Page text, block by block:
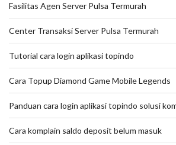
Fasilitas Agen Server Pulsa Termurah
Center Transaksi Server Pulsa Termurah
Tutorial cara login aplikasi topindo
Cara Topup Diamond Game Mobile Legends
Panduan cara login aplikasi topindo solusi
Cara komplain saldo deposit belum masuk